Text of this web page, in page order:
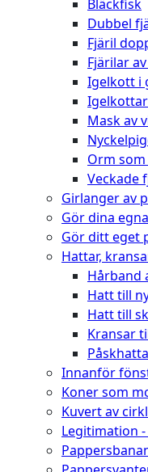
Bläckfisk
Dubbel
Fjäril
Fjärilar
Igelkott i
Mask av
Orm
Veckade
Girlanger av
Gör dina
Gör ditt eget
Hattar,
Hårband
Hatt till
Hatt till
Kransar
Innanför
Koner som
Kuvert av
Legitimation